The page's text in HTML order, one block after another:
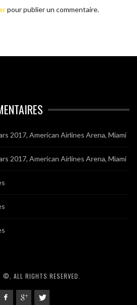
pour publier un commentaire.
2017, American Airlines Arena, Miami
2017, American Airlines Arena, Miami
©, ALL RIGHTS RESERVED.